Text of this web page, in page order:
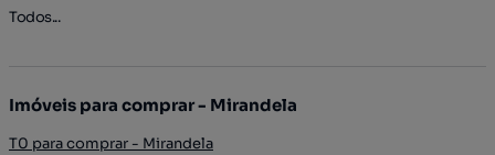
Todos...
Imóveis para comprar - Mirandela
T0 para comprar - Mirandela